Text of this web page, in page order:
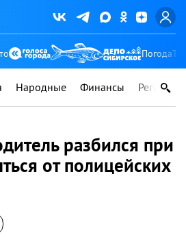
Погода
Народные Финансы Регионы
разбился при
от полицейских